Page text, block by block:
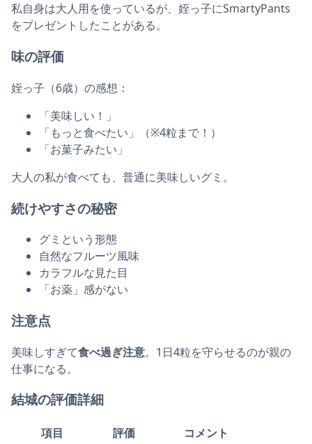
私自身は大人用を使っているが、姪っ子にSmartyPants
をプレゼントしたことがある。
味の評価
姪っ子（6歳）の感想：
「美味しい！」
「もっと食べたい」（※4粒まで！）
「お菓子みたい」
大人の私が食べても、普通に美味しいグミ。
続けやすさの秘密
グミという形態
自然なフルーツ風味
カラフルな見た目
「お薬」感がない
注意点
美味しすぎて食べ過ぎ注意。1日4粒を守らせるのが親の
仕事になる。
結城の評価詳細
項目 評価
コメント